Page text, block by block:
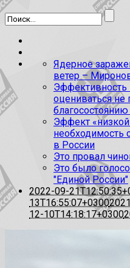
Ядерное
ветер –
Эффективность
оцениваться не
Эффект
необходимость
в России
Это провал
Это было
"Единой России"
2022-09-
13T16:55:07+0300
12-10T14:18:17+0300